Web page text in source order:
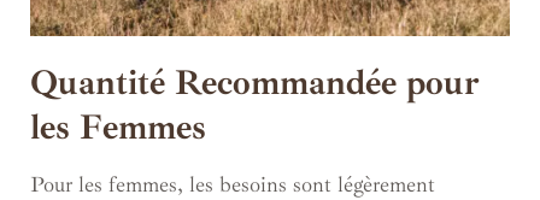
Quantité Recommandée pour
les Femmes
Pour les femmes, les besoins sont légèrement